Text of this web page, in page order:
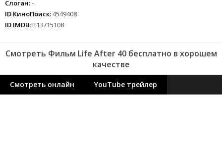
Слоган:-
ID КиноПоиск:4549408
ID IMDB:tt13715108
Смотреть Фильм Life After 40 бесплатно в хорошем
качестве
Смотреть онлайн YouTube трейлер